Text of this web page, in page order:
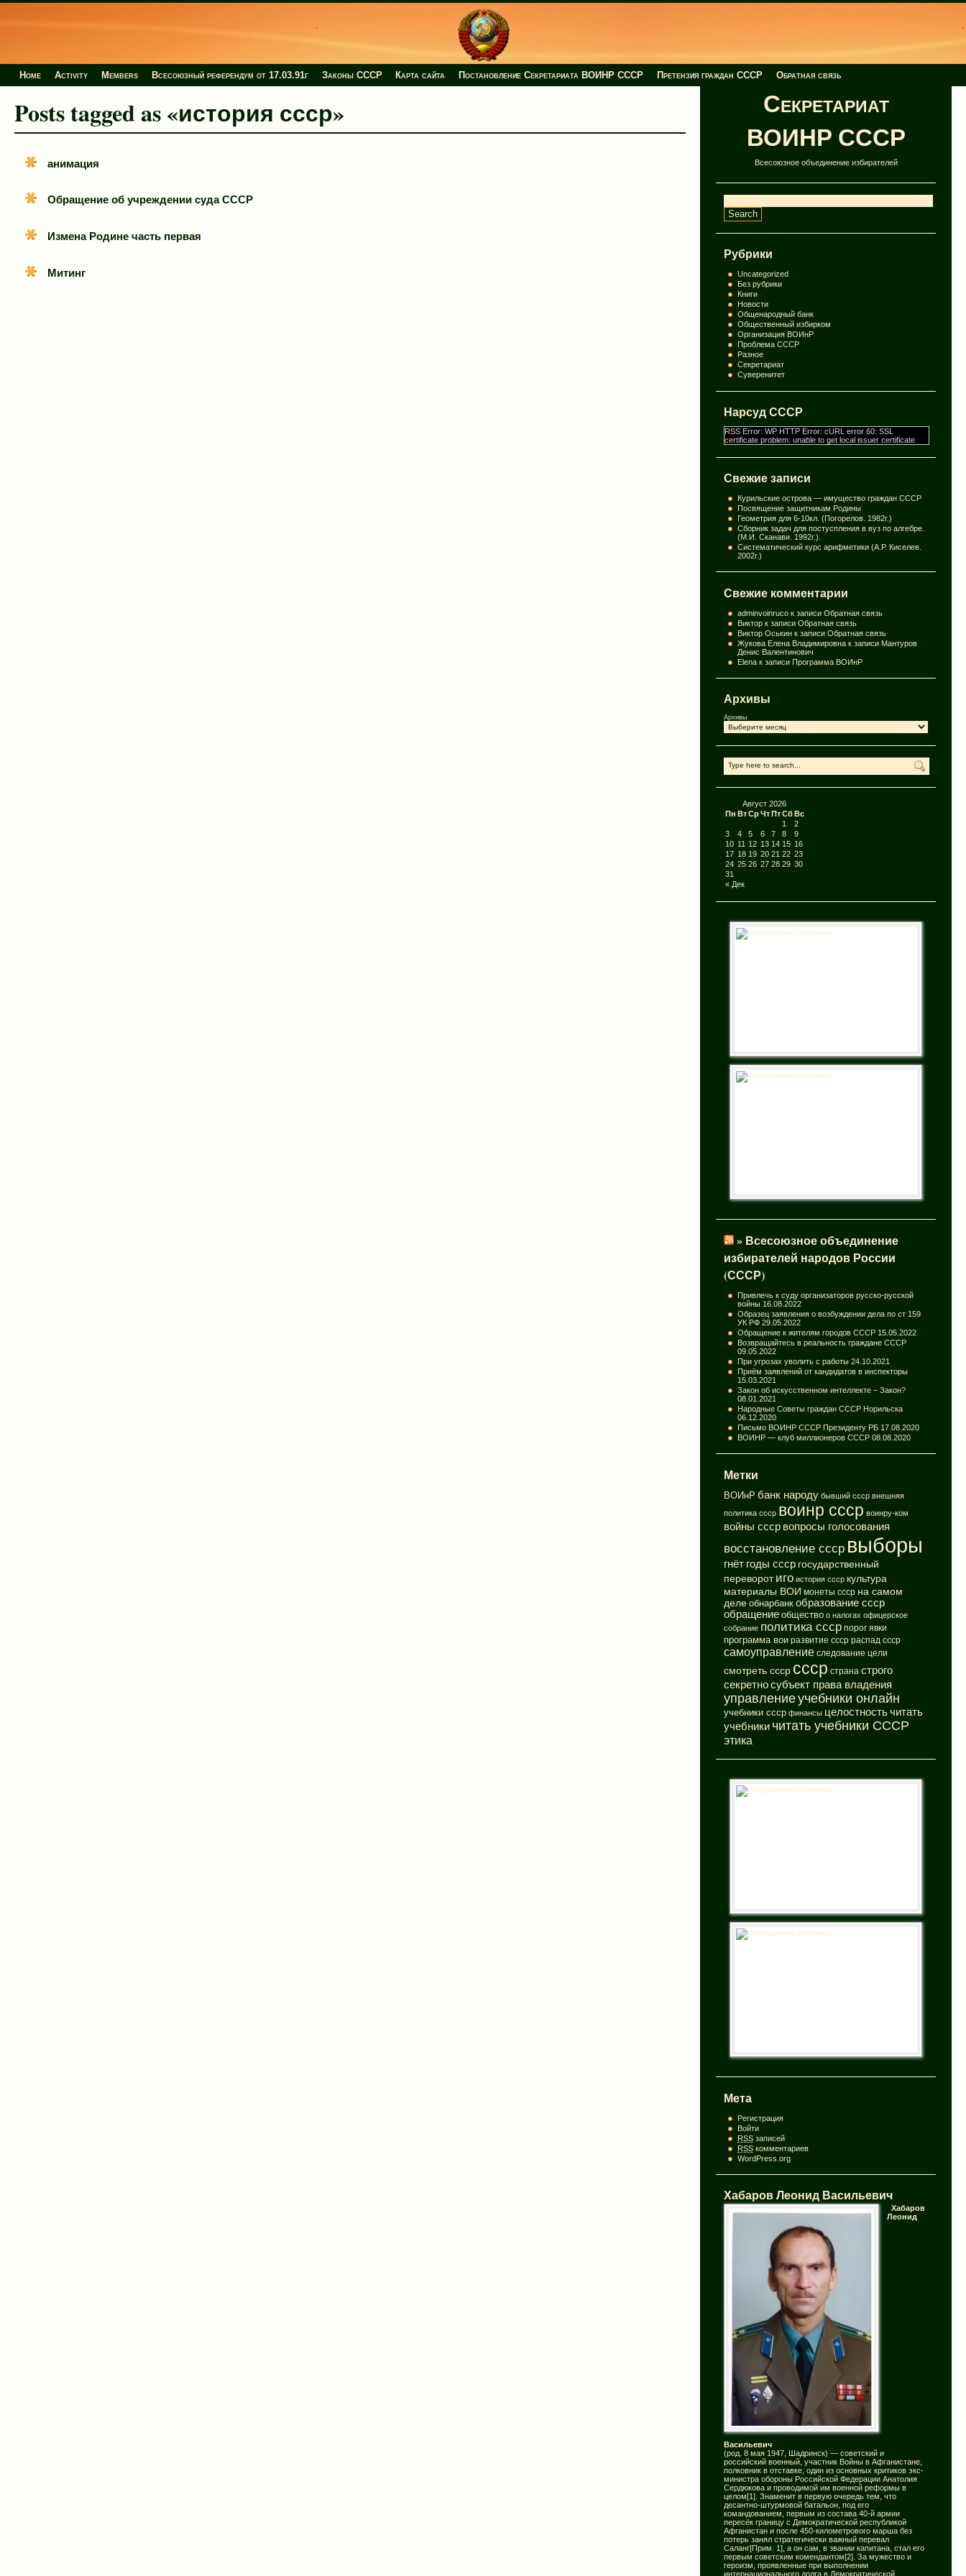
Home Activity Members Всесоюзный референдум от 17.03.91г Законы СССР Карта сайта Постановление Секретариата ВОИНР СССР Претензия граждан СССР Обратная связь
Секретариат
ВОИНР СССР
Всесоюзное объединение избирателей
Рубрики
Uncategorized
Без рубрики
Книги
Новости
Общенародный банк
Общественный избирком
Организация ВОИнР
Проблема СССР
Разное
Секретариат
Суверенитет
Нарсуд СССР
RSS Error: WP HTTP Error: cURL error 60: SSL
certificate problem: unable to get local issuer certificate
Свежие записи
Курильские острова — имущество граждан СССР
Посвящение защитникам Родины
Геометрия для 6-10кл. (Погорелов. 1982г.)
Сборник задач для постуспления в вуз по алгебре.
(М.И. Сканави. 1992г.).
Систематический курс арифметики (А.Р. Киселев.
2002г.)
Свежие комментарии
adminvoinruco к записиОбратная связь
Виктор к записиОбратная связь
Виктор Оськин к записиОбратная связь
Жукова Елена Владимировна к записиМантуров
Денис Валентинович
Elena к записиПрограмма ВОИнР
Архивы
Архивы
Август 2026
Пн ВтСрЧтПтСбВс
« Дек
1
2
3
4 5 6 7 8
9
10 11 12 13 14 15 16
17 18 19 20 21 22 23
24 25 26 27 28 29 30
31
» Всесоюзное объединение
избирателей народов России
(СССР)
Привлечь к суду организаторов русско-русской
войны 16.08.2022
Образец заявления о возбуждении дела по ст 159
УК РФ 29.05.2022
Обращение к жителям городов СССР 15.05.2022
Возвращайтесь в реальность граждане СССР
09.05.2022
При угрозах уволить с работы 24.10.2021
Приём заявлений от кандидатов в инспекторы
15.03.2021
Закон об искусственном интеллекте – Закон?
08.01.2021
Народные Советы граждан СССР Норильска
06.12.2020
Письмо ВОИНР СССР Президенту РБ 17.08.2020
ВОИНР — клуб миллионеров СССР 08.08.2020
Метки
ВОИнР банк народу бывший ссср внешняя
политика ссср воинр ссср воинру-ком
войны ссср вопросы голосования
восстановление ссср выборы
гнёт годы ссср государственный
переворот иго история ссср культура
материалы ВОИ монеты ссср на самом
деле обнарбанк образование ссср
обращение общество о налогах офицерское
собрание политика ссср порог явки
программа вои развитие ссср распад ссср
самоуправление следование цели
смотреть ссср ссср страна строго
секретно субъект права владения
управлениеучебники онлайн
учебники ссср финансы целостность читать
учебники читать учебники СССР
этика
Мета
Регистрация
Войти
RSS записей
RSS комментариев
WordPress.org
Хабаров Леонид Васильевич
Хабаров
Леонид
Васильевич
(род. 8 мая 1947, Шадринск) — советский и
российский военный, участник Войны в Афганистане,
полковник в отставке, один из основных критиков экс-
министра обороны Российской Федерации Анатолия
Сердюкова и проводимой им военной реформы в
целом[1]. Знаменит в первую очередь тем, что
десантно-штурмовой батальон, под его
командованием, первым из состава 40-й армии
пересёк границу с Демократической республикой
Афганистан и после 450-километрового марша без
потерь занял стратегически важный перевал
Саланг[Прим. 1], а он сам, в звании капитана, стал его
первым советским комендантом[2]. За мужество и
героизм, проявленные при выполнении
интернационального долга в Демократической
Posts tagged as «история ссср»
анимация
Обращение об учреждении суда СССР
Измена Родине часть первая
Митинг